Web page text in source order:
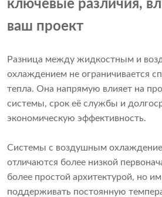
ключевые различия,
ваш проект
Разница между жидкостным и
охлаждением не ограничивается
тепла. Она напрямую влияет на
системы, срок её службы и
экономическую эффективность.
Системы с воздушным
отличаются более низкой
более простой архитектурой, но
поддерживать постоянную